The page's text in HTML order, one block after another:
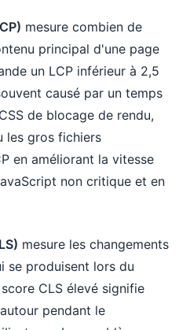
mesure combien de
principal d'une page
un LCP inférieur à 2,5
causé par un temps
de blocage de rendu,
les gros fichiers
en améliorant la vitesse
non critique et en
mesure les changements
se produisent lors du
CLS élevé signifie
pendant le